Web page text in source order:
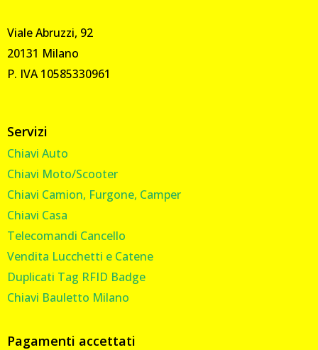
Viale Abruzzi, 92
20131 Milano
P. IVA 10585330961
Servizi
Chiavi Auto
Chiavi Moto/Scooter
Chiavi Camion, Furgone, Camper
Chiavi Casa
Telecomandi Cancello
Vendita Lucchetti e Catene
Duplicati Tag RFID Badge
Chiavi Bauletto Milano
Pagamenti accettati